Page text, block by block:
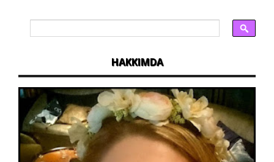
HAKKIMDA